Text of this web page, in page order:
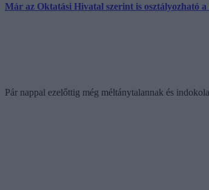
Már az Oktatási Hivatal szerint is osztályozható a
Pár nappal ezelőttig még méltánytalannak és